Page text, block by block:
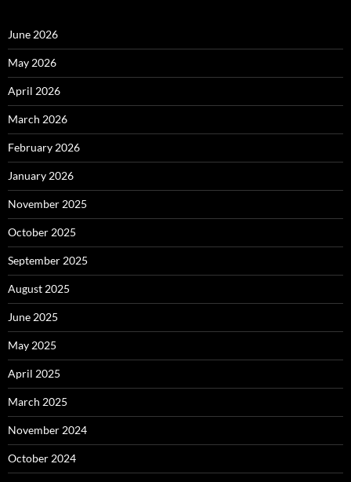
June 2026
May 2026
April 2026
March 2026
February 2026
January 2026
November 2025
October 2025
September 2025
August 2025
June 2025
May 2025
April 2025
March 2025
November 2024
October 2024